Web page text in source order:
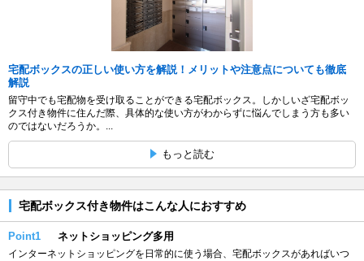
宅配ボックスの正しい使い方を解説！メリットや注意点についても徹底
解説
留守中でも宅配物を受け取ることができる宅配ボックス。しかしいざ宅配ボッ
クス付き物件に住んだ際、具体的な使い方がわからずに悩んでしまう方も多い
のではないだろうか。...
もっと読む
宅配ボックス付き物件はこんな人におすすめ
Point1 ネットショッピング多用
インターネットショッピングを日常的に使う場合、宅配ボックスがあればいつ